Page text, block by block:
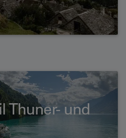
Thuner- und